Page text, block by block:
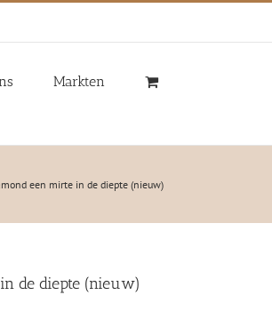
Markten
een mirte in de diepte (nieuw)
de diepte (nieuw)